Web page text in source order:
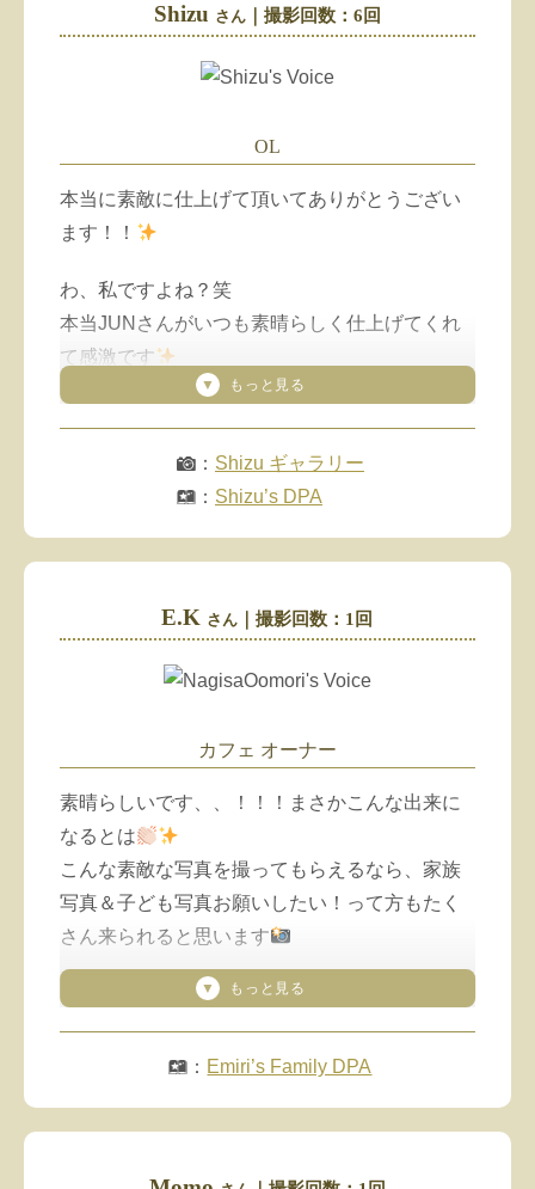
本当にありがとうございました。
（「Google の口コミ」より抜粋
Shizu さん｜撮影回数：6回
OL
本当に素敵に仕上げて頂いてありがとうござい
ます！！
わ、私ですよね？笑
本当JUNさんがいつも素晴らしく仕上げてくれ
て感激です
本当毎度褒めてくださって、とっても素敵に仕
（「LINEメッセ」より抜粋させてもらいました
： Shizu ギャラリー
： Shizu’s DPA
E.K さん ｜撮影回数：1回
カフェ オーナー
素晴らしいです、、！！！まさかこんな出来に
なるとは
こんな素敵な写真を撮ってもらえるなら、家族
写真＆子ども写真お願いしたい！って方もたく
さん来られると思います
本当にありがとうございました
： Emiri’s Family DPA